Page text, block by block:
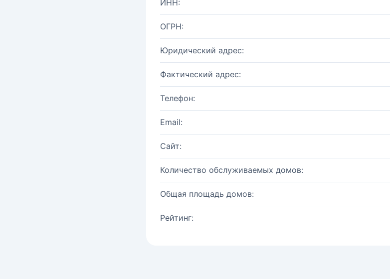
ИНН:
ОГРН:
Юридический адрес:
Фактический адрес:
Телефон:
Email:
Сайт:
Количество обслуживаемых домов:
Общая площадь домов:
Рейтинг: